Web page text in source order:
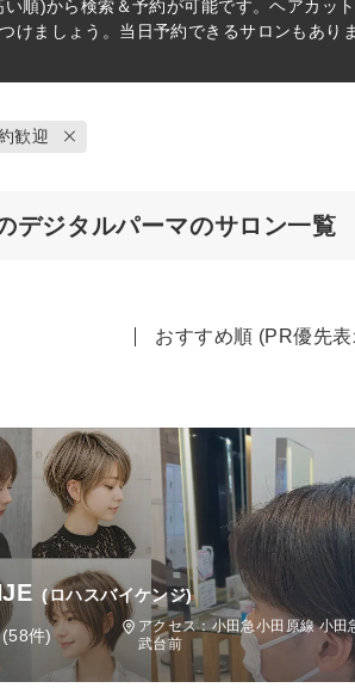
順)から検索＆予約が可能です。ヘアカッ
けましょう。当日予約できるサロンもありま
歓迎
デジタルパーマのサロン一覧
おすすめ順 (PR優先
(ロハスバイケンジ)
(58件)
アクセス：小田急小田原線 小
武台前